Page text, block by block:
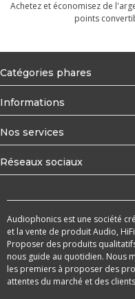
Achetez et économisez de
points
Catégories phares
Informations
Nos services
Réseaux sociaux
Audiophonics est une société
et la vente de produit Audio,
Proposer des produits
nous guide au quotidien. Nous
les premiers à proposer des
attentes du marché et des